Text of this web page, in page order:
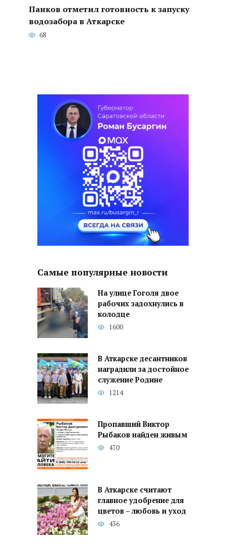
Панков отметил готовность к запуску
водозабора в Аткарске
68
Самые популярные новости
На улице Гоголя двое
рабочих задохнулись в
колодце
1600
В Аткарске десантников
наградили за достойное
служение Родине
1214
Пропавший Виктор
Рыбаков найден живым
470
В Аткарске считают
главное удобрение для
цветов – любовь и уход
436